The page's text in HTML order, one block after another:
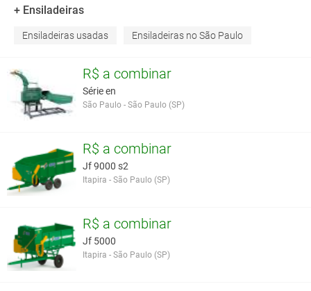
+ Ensiladeiras
Ensiladeiras usadas Ensiladeiras no São Paulo
R$ a combinar
Série en
São Paulo - São Paulo (SP)
R$ a combinar
Jf 9000 s2
Itapira - São Paulo (SP)
R$ a combinar
Jf 5000
Itapira - São Paulo (SP)